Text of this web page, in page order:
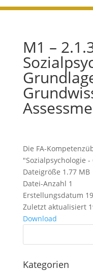
M1 –
Die FA-
"Sozialpsychologie
Dateigröße 1.77 MB
Datei-Anzahl 1
Erstellungsdatum
Zuletzt aktualisiert
Download
Kategorien